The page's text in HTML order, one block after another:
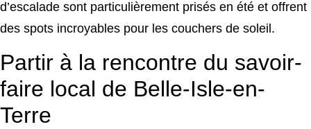
d’escalade sont particulièrement prisés en été et offrent
des spots incroyables pour les couchers de soleil.
Partir à la rencontre du savoir-
faire local de Belle-Isle-en-
Terre